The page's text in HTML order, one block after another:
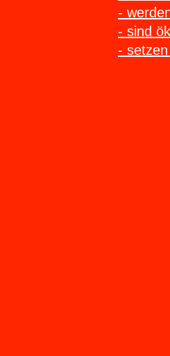
-
- sind
-